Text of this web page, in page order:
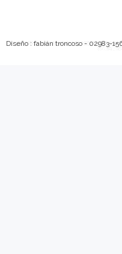
Diseño : fabián troncoso - 02983-